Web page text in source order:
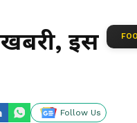
इस
Follow Us